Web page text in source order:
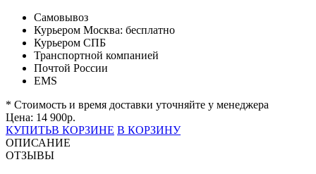
Самовывоз
Курьером Москва: бесплатно
Курьером СПБ
Транспортной компанией
Почтой России
EMS
* Стоимость и время доставки уточняйте у менеджера
Цена: 14 900р.
КУПИТЬВ КОРЗИНЕ В КОРЗИНУ
ОПИСАНИЕ
ОТЗЫВЫ